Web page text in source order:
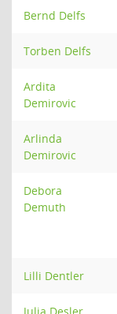
Bernd Delfs
Torben Delfs
Ardita
Demirovic
Arlinda
Demirovic
Debora
Demuth
Lilli Dentler